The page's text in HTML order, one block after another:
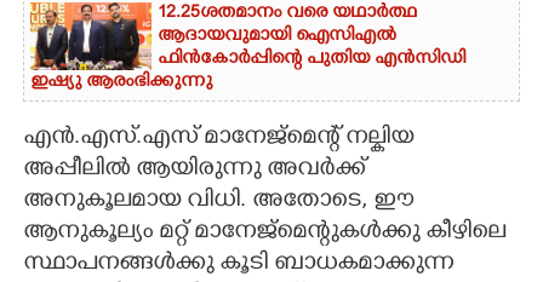
12.25ശതമാനം വരെ യഥാർത്ഥ
ആദായവുമായി ഐസിഎൽ
ഫിൻകോർപ്പിന്റെ പുതിയ എൻസിഡി
ഇഷ്യു ആരംഭിക്കുന്നു
എൻ.എസ്.എസ് മാനേജ്മെന്റ് നല്കിയ
അപ്പീലിൽ ആയിരുന്നു അവർക്ക്
അനുകൂലമായ വിധി. അതോടെ,​ ഈ
ആനുകൂല്യം മറ്റ് മാനേജ്മെന്റുകൾക്കു കീഴിലെ
സ്ഥാപനങ്ങൾക്കു കൂടി ബാധകമാക്കുന്ന